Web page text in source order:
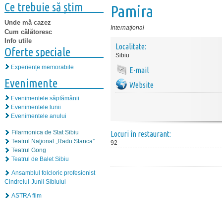
Ce trebuie să știm
Unde mă cazez
Cum călătoresc
Info utile
Oferte speciale
Experiențe memorabile
Evenimente
Evenimentele săptămânii
Evenimentele lunii
Evenimentele anului
Filarmonica de Stat Sibiu
Teatrul Naţional „Radu Stanca”
Teatrul Gong
Teatrul de Balet Sibiu
Ansamblul folcloric profesionist
Cindrelul-Junii Sibiului
ASTRA film
Pamira
Internaţional
Localitate:
Sibiu
E-mail
Website
Locuri în restaurant:
92